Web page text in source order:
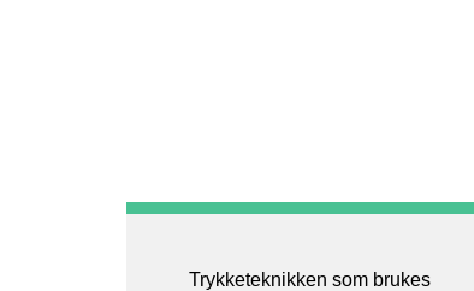
Trykketeknikken som brukes